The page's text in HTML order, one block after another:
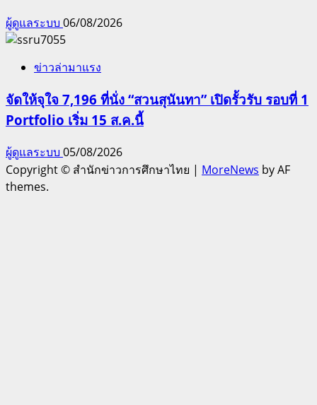
ผู้ดูแลระบบ 06/08/2026
ข่าวล่ามาแรง
จัดให้จุใจ 7,196 ที่นั่ง “สวนสุนันทา” เปิดรั้วรับ รอบที่ 1
Portfolio เริ่ม 15 ส.ค.นี้
ผู้ดูแลระบบ 05/08/2026
Copyright © สำนักข่าวการศึกษาไทย | MoreNews by AF
themes.